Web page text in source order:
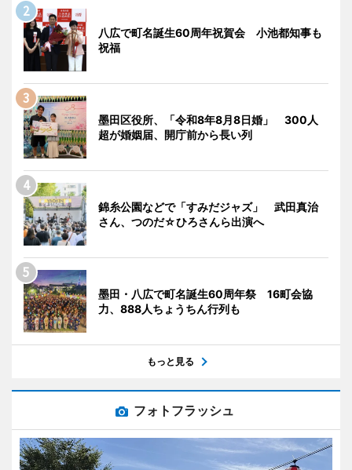
八広で町名誕生60周年祝賀会 小池都知事も
祝福
墨田区役所、「令和8年8月8日婚」 300人
超が婚姻届、開庁前から長い列
錦糸公園などで「すみだジャズ」 武田真治
さん、つのだ☆ひろさんら出演へ
墨田・八広で町名誕生60周年祭 16町会協
力、888人ちょうちん行列も
もっと見る
フォトフラッシュ